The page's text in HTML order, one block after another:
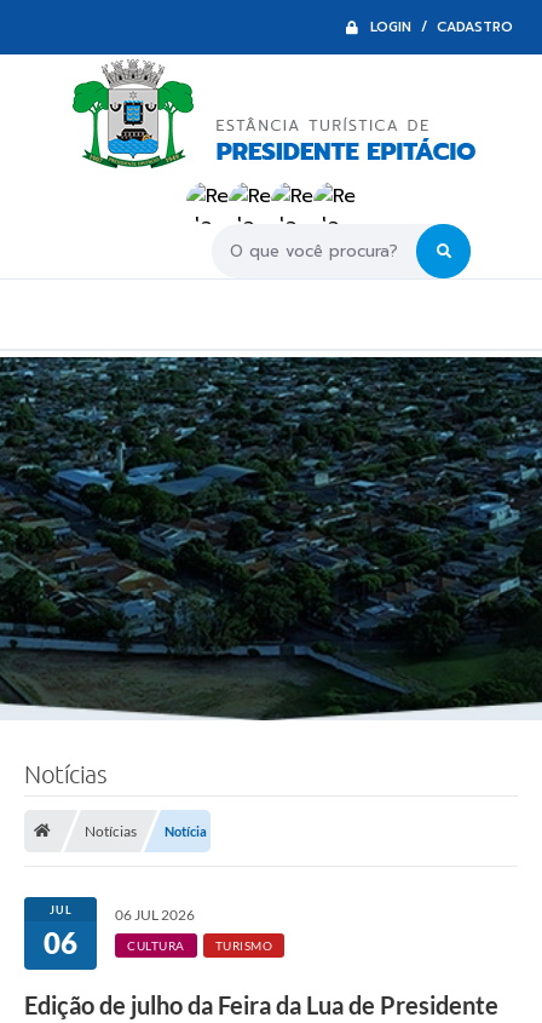
LOGIN / CADASTRO
Notícias
Notícias Notícia
JUL
06
06 JUL 2026
CULTURA TURISMO
Edição de julho da Feira da Lua de Presidente